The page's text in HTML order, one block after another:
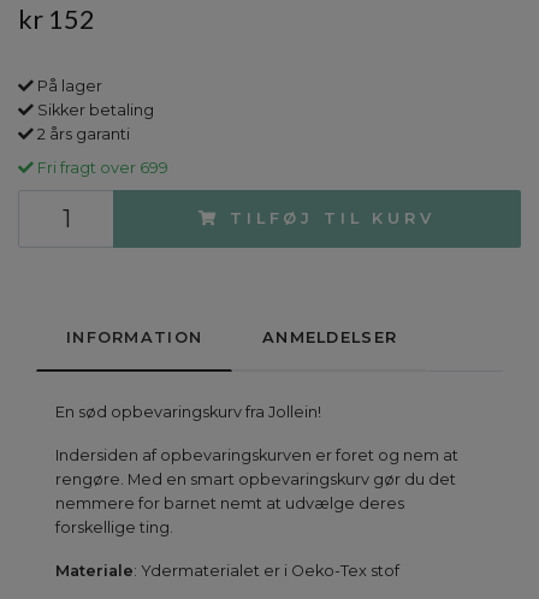
kr 152
På lager
Sikker betaling
2 års garanti
Fri fragt over 699
TILFØJ TIL KURV
INFORMATION ANMELDELSER
En sød opbevaringskurv fra Jollein!
Indersiden af opbevaringskurven er foret og nem at
rengøre. Med en smart opbevaringskurv gør du det
nemmere for barnet nemt at udvælge deres
forskellige ting.
Materiale: Ydermaterialet er i Oeko-Tex stof